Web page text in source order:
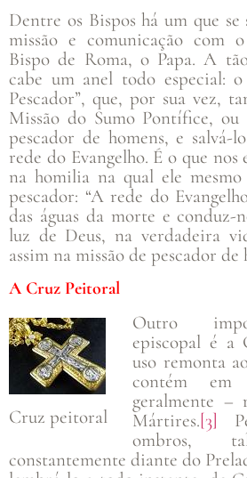
Dentre os Bispos há um que se
missão e comunicação com
Bispo de Roma, o Papa. A
cabe um anel todo especial:
Pescador”, que, por sua vez,
Missão do Sumo Pontífice, ou
pescador de homens, e salvá-
rede do Evangelho. É o que
na homilia na qual ele
pescador: “A rede do
das águas da morte e conduz-
luz de Deus, na verdadeira
assim na missão de pescador de
A Cruz Peitoral
Cruz peitoral
Outro
episcopal é a
uso remonta
contém
geralmente –
Mártires.[3]
ombros,
constantemente diante do